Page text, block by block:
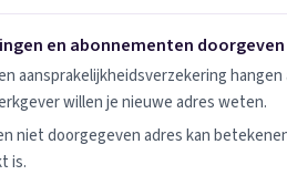
en abonnementen doorgeven
en abonnementen doorgeven
aansprakelijkheidsverzekering
willen je nieuwe adres weten.
niet doorgegeven adres kan
is.